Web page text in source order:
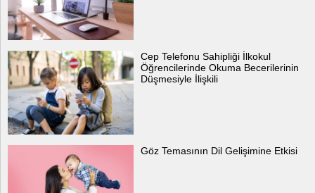
Cep Telefonu Sahipliği İlkokul
Öğrencilerinde Okuma Becerilerinin
Düşmesiyle İlişkili
Göz Temasının Dil Gelişimine Etkisi